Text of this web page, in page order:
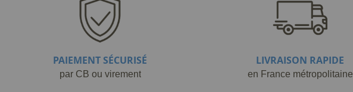
PAIEMENT SÉCURISÉ
par CB ou virement
LIVRAISON RAPIDE
en France métropolitaine